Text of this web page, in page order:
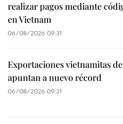
realizar pagos mediante
en Vietnam
06/08/2026 09:31
Exportaciones vietnamitas
apuntan a nuevo récord
06/08/2026 09:31